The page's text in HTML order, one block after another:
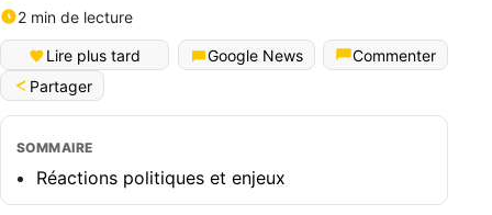
2 min de lecture
Lire plus tard Google News
Commenter
Partager
SOMMAIRE
Réactions politiques et enjeux